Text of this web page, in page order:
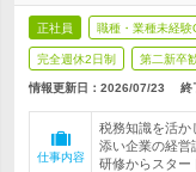
正社員 職種・業種未経験
完全週休2日制 第二新卒
情報更新日：2026/07/23 終
仕事内容
税務知識を活か
添い企業の経
研修からスター